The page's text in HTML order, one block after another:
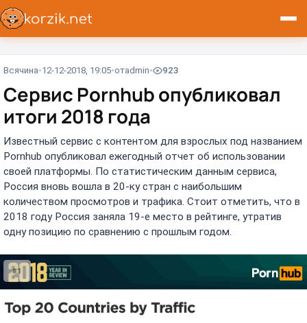
Всячина 12-12-2018, 19:05 отadmin 923
Сервис Pornhub опубликовал
итоги 2018 года
Известный сервис с контентом для взрослых под названием
Pornhub опубликовал ежегодный отчет об использовании
своей платформы. По статистическим данным сервиса,
Россия вновь вошла в 20-ку стран с наибольшим
количеством просмотров и трафика. Стоит отметить, что в
2018 году Россия заняла 19-е место в рейтинге, утратив
одну позицию по сравнению с прошлым годом.
#1